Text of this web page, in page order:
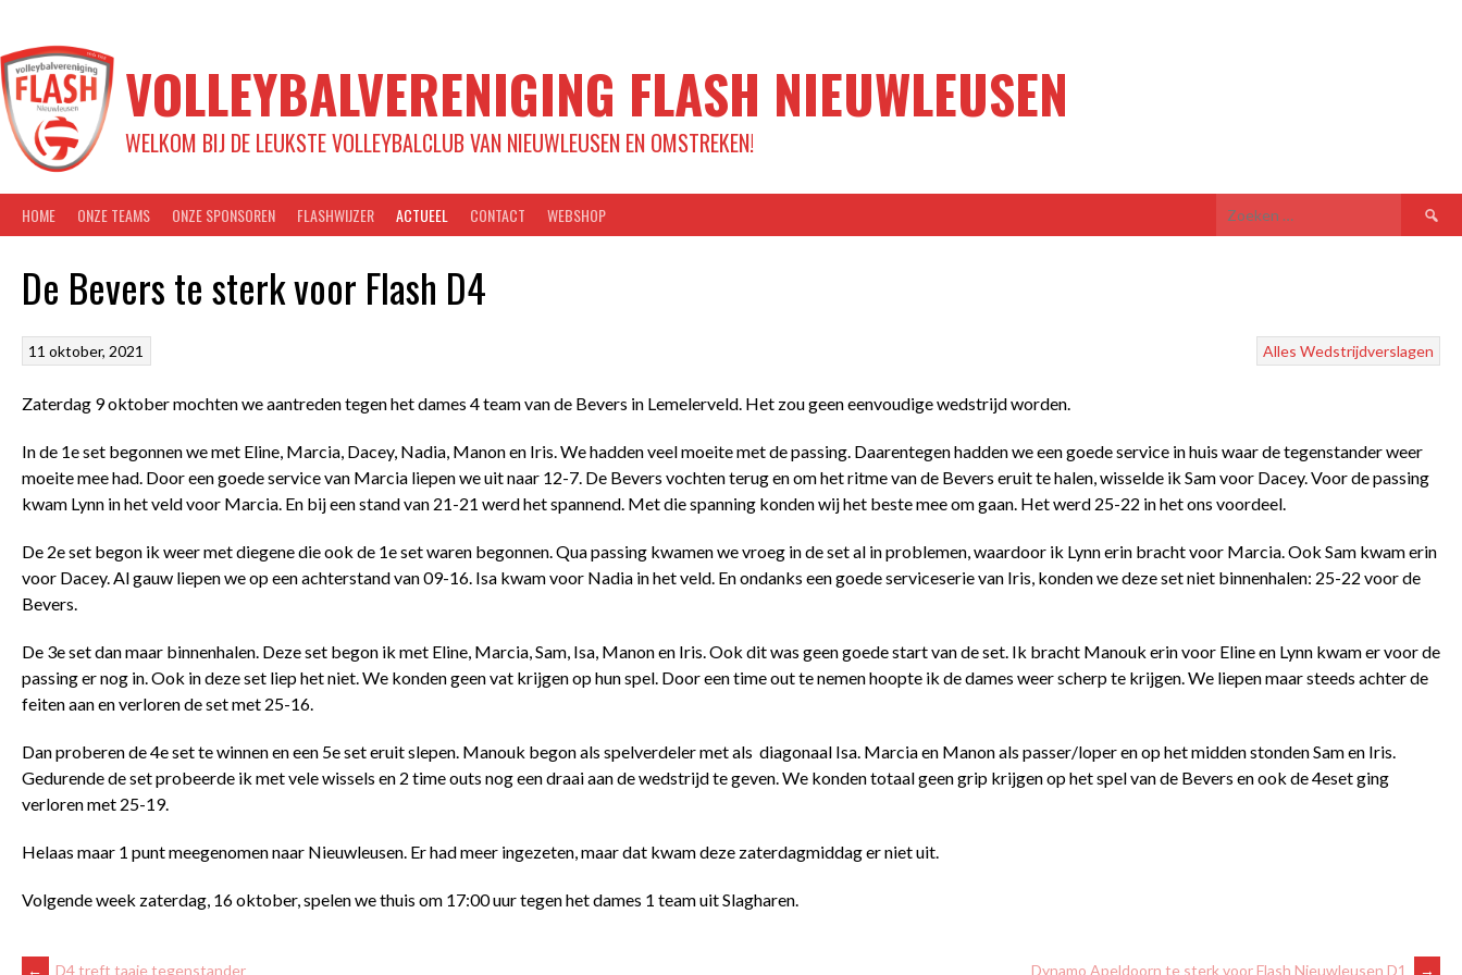
inhoud
VOLLEYBALVERENIGING FLASH NIEUWLEUSEN
WELKOM BIJ DE LEUKSTE VOLLEYBALCLUB VAN NIEUWLEUSEN EN OMSTREKEN!
HOME ONZE TEAMS ONZE SPONSOREN FLASHWIJZER ACTUEEL CONTACT WEBSHOP
Zoeken
naar:
De Bevers te sterk voor Flash D4
Alles Wedstrijdverslagen
11 oktober, 2021
Zaterdag 9 oktober mochten we aantreden tegen het dames 4 team van de Bevers in Lemelerveld. Het zou geen eenvoudige wedstrijd worden.
In de 1eset begonnen we met Eline, Marcia, Dacey, Nadia, Manon en Iris. We hadden veel moeite met de passing. Daarentegen hadden we een goede service in huis waar de tegenstander weer
moeite mee had. Door een goede service van Marcia liepen we uit naar 12-7. De Bevers vochten terug en om het ritme van de Bevers eruit te halen, wisselde ik Sam voor Dacey. Voor de passing
kwam Lynn in het veld voor Marcia. En bij een stand van 21-21 werd het spannend. Met die spanning konden wij het beste mee om gaan. Het werd 25-22 in het ons voordeel.
De 2eset begon ik weer met diegene die ook de 1eset waren begonnen. Qua passing kwamen we vroeg in de set al in problemen, waardoor ik Lynn erin bracht voor Marcia. Ook Sam kwam erin
voor Dacey. Al gauw liepen we op een achterstand van 09-16. Isa kwam voor Nadia in het veld. En ondanks een goede serviceserie van Iris, konden we deze set niet binnenhalen: 25-22 voor de
Bevers.
De 3eset dan maar binnenhalen. Deze set begon ik met Eline, Marcia, Sam, Isa, Manon en Iris. Ook dit was geen goede start van de set. Ik bracht Manouk erin voor Eline en Lynn kwam er voor de
passing er nog in. Ook in deze set liep het niet. We konden geen vat krijgen op hun spel. Door een time out te nemen hoopte ik de dames weer scherp te krijgen. We liepen maar steeds achter de
feiten aan en verloren de set met 25-16.
Dan proberen de 4eset te winnen en een 5eset eruit slepen. Manouk begon als spelverdeler met als diagonaal Isa. Marcia en Manon als passer/loper en op het midden stonden Sam en Iris.
Gedurende de set probeerde ik met vele wissels en 2 time outs nog een draai aan de wedstrijd te geven. We konden totaal geen grip krijgen op het spel van de Bevers en ook de 4eset ging
verloren met 25-19.
Helaas maar 1 punt meegenomen naar Nieuwleusen. Er had meer ingezeten, maar dat kwam deze zaterdagmiddag er niet uit.
Volgende week zaterdag, 16 oktober, spelen we thuis om 17:00 uur tegen het dames 1 team uit Slagharen.
← D4 treft taaie tegenstander Dynamo Apeldoorn te sterk voor Flash Nieuwleusen D1 →